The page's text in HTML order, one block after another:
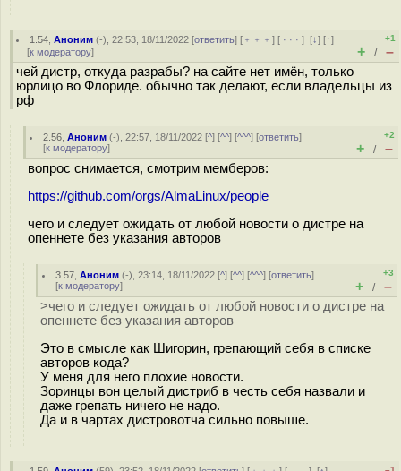
1.54 ,Аноним (-), 22:53, 18/11/2022 [ответить] [ ﹢﹢﹢] [ · · ·][↓] [↑]
[к модератору]
+1
+ / –
чей дистр, откуда разрабы? на сайте нет имён, только
юрлицо во Флориде. обычно так делают, если владельцы из
рф
2.56 ,Аноним (-), 22:57, 18/11/2022 [^] [^^] [^^^] [ответить]
[к модератору]
+2
+ / –
вопрос снимается, смотрим мемберов:
https://github.com/orgs/AlmaLinux/people
чего и следует ожидать от любой новости о дистре на
опеннете без указания авторов
3.57 ,Аноним (-), 23:14, 18/11/2022 [^] [^^] [^^^] [ответить]
[к модератору]
+3
+ / –
>чего и следует ожидать от любой новости о дистре на
опеннете без указания авторов
Это в смысле как Шигорин, грепающий себя в списке
авторов кода?
У меня для него плохие новости.
Зоринцы вон целый дистриб в честь себя назвали и
даже грепать ничего не надо.
Да и в чартах дистровотча сильно повыше.